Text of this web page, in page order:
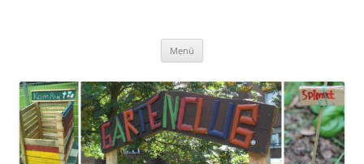
Menü